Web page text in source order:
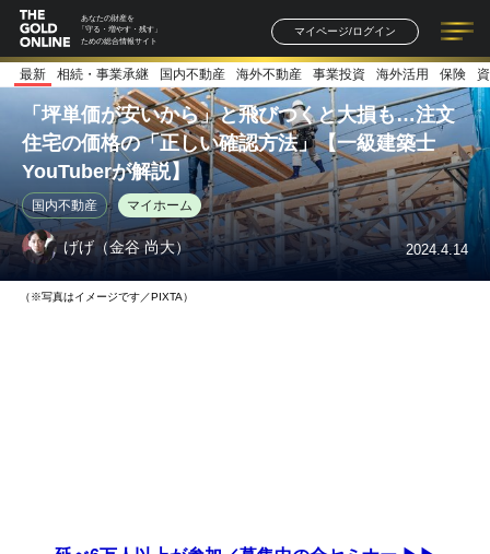
あなたの財産を
「守る・増やす・残す」
ための総合情報サイト
マイページ/ログイン
記事一覧 連載一覧
著者一覧 書籍一覧
最新 相続・事業承継 国内不動産 海外不動産 事業投資 海外活用 保険
「坪単価が安いから」と飛びつくと大損も…注文
住宅の価格の「正しい確認方法」【一級建築士
YouTuberが解説】
国内不動産 マイホーム
げげ（⾦⾕ 尚⼤） 2024.4.14
（※写真はイメージです／PIXTA）